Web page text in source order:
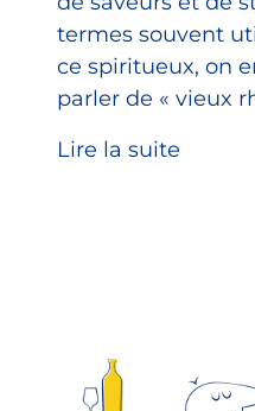
termes souvent
ce spiritueux, on
parler de « vieux
Lire la suite